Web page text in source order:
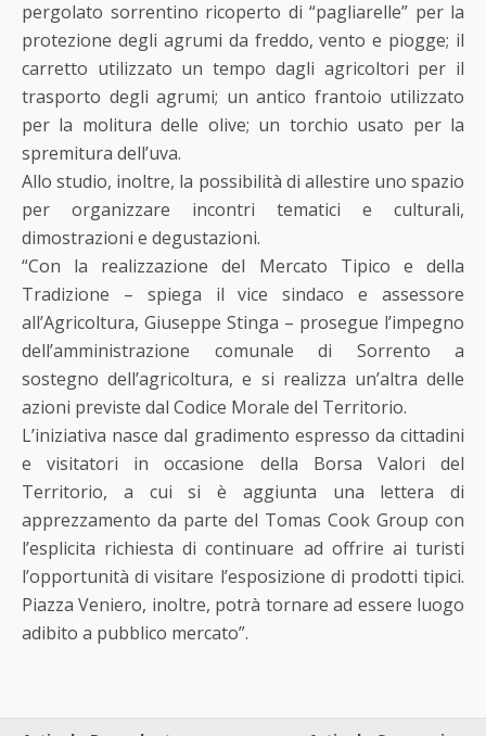
pergolato sorrentino ricoperto di “pagliarelle” per la
protezione degli agrumi da freddo, vento e piogge; il
carretto utilizzato un tempo dagli agricoltori per il
trasporto degli agrumi; un antico frantoio utilizzato
per la molitura delle olive; un torchio usato per la
spremitura dell’uva.
Allo studio, inoltre, la possibilità di allestire uno spazio
per organizzare incontri tematici e culturali,
dimostrazioni e degustazioni.
“Con la realizzazione del Mercato Tipico e della
Tradizione – spiega il vice sindaco e assessore
all’Agricoltura, Giuseppe Stinga – prosegue l’impegno
dell’amministrazione comunale di Sorrento a
sostegno dell’agricoltura, e si realizza un’altra delle
azioni previste dal Codice Morale del Territorio.
L’iniziativa nasce dal gradimento espresso da cittadini
e visitatori in occasione della Borsa Valori del
Territorio, a cui si è aggiunta una lettera di
apprezzamento da parte del Tomas Cook Group con
l’esplicita richiesta di continuare ad offrire ai turisti
l’opportunità di visitare l’esposizione di prodotti tipici.
Piazza Veniero, inoltre, potrà tornare ad essere luogo
adibito a pubblico mercato”.